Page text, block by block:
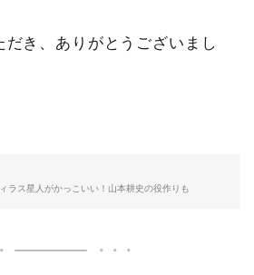
き、ありがとうございまし
ラス星人がかっこいい！山本耕史の役作りも